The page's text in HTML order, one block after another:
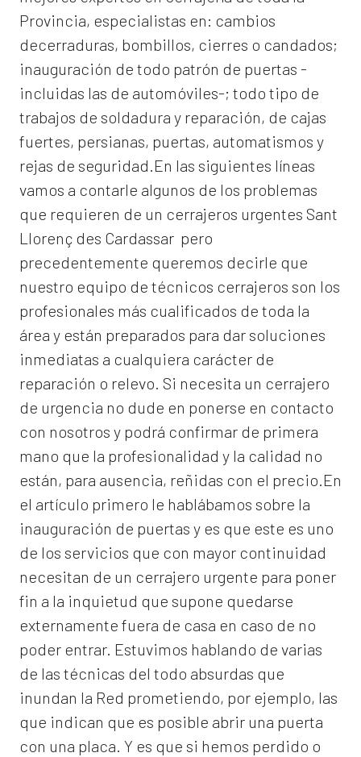
Provincia, especialistas en: cambios
decerraduras, bombillos, cierres o candados;
inauguración de todo patrón de puertas -
incluidas las de automóviles-; todo tipo de
trabajos de soldadura y reparación, de cajas
fuertes, persianas, puertas, automatismos y
rejas de seguridad.En las siguientes líneas
vamos a contarle algunos de los problemas
que requieren de un cerrajeros urgentes Sant
Llorenç des Cardassar pero
precedentemente queremos decirle que
nuestro equipo de técnicos cerrajeros son los
profesionales más cualificados de toda la
área y están preparados para dar soluciones
inmediatas a cualquiera carácter de
reparación o relevo. Si necesita un cerrajero
de urgencia no dude en ponerse en contacto
con nosotros y podrá confirmar de primera
mano que la profesionalidad y la calidad no
están, para ausencia, reñidas con el precio.En
el artículo primero le hablábamos sobre la
inauguración de puertas y es que este es uno
de los servicios que con mayor continuidad
necesitan de un cerrajero urgente para poner
fin a la inquietud que supone quedarse
externamente fuera de casa en caso de no
poder entrar. Estuvimos hablando de varias
de las técnicas del todo absurdas que
inundan la Red prometiendo, por ejemplo, las
que indican que es posible abrir una puerta
con una placa. Y es que si hemos perdido o